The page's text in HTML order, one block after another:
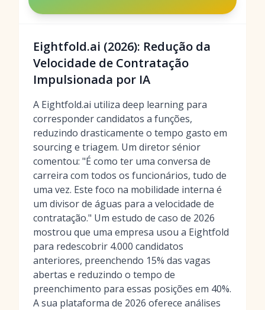
Eightfold.ai (2026): Redução da
Velocidade de Contratação
Impulsionada por IA
A Eightfold.ai utiliza deep learning para
corresponder candidatos a funções,
reduzindo drasticamente o tempo gasto em
sourcing e triagem. Um diretor sénior
comentou: "É como ter uma conversa de
carreira com todos os funcionários, tudo de
uma vez. Este foco na mobilidade interna é
um divisor de águas para a velocidade de
contratação." Um estudo de caso de 2026
mostrou que uma empresa usou a Eightfold
para redescobrir 4.000 candidatos
anteriores, preenchendo 15% das vagas
abertas e reduzindo o tempo de
preenchimento para essas posições em 40%.
A sua plataforma de 2026 oferece análises